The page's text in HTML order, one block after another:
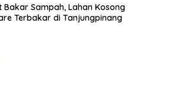
Bakar Sampah, Lahan Kosong
Terbakar di Tanjungpinang